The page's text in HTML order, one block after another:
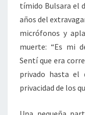
tímido Bulsara el
años del
micrófonos y
muerte: “Es mi
Sentí que era
privado hasta el
privacidad de los